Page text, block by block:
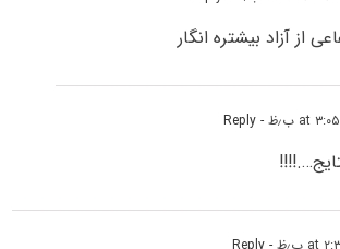
از آزاد بیشتره انگار
- Reply